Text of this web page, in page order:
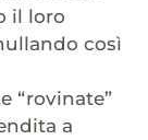
il loro
così
“rovinate”
a